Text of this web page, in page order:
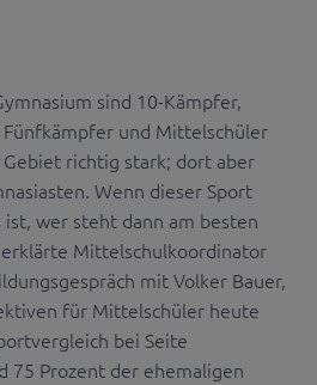
sind 10-Kämpfer,
und Mittelschüler
richtig stark; dort aber
Wenn dieser Sport
ist, wer steht dann am besten
erklärte Mittelschulkoordinator
mit Volker Bauer,
für Mittelschüler heute
bei Seite
75 Prozent der ehemaligen